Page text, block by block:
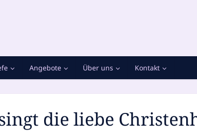
Angebote Über uns Kontakt
die liebe